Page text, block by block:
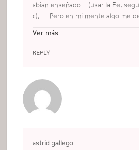
abian enseñado .. (usar la Fe,
c), . . Pero en mi mente algo me
Ver más
REPLY
astrid gallego